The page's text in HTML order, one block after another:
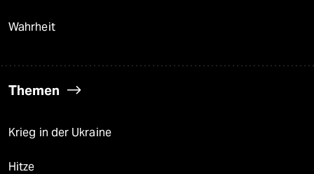
Wahrheit
Themen
Krieg in der Ukraine
Hitze